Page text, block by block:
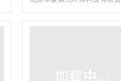
任公司天津办事处